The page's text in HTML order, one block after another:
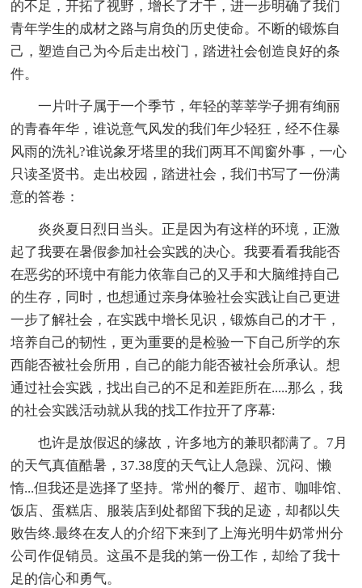
的不足，开拓了视野，增长了才干，进一步明确了我们
青年学生的成材之路与肩负的历史使命。不断的锻炼自
己，塑造自己为今后走出校门，踏进社会创造良好的条
件。
一片叶子属于一个季节，年轻的莘莘学子拥有绚丽
的青春年华，谁说意气风发的我们年少轻狂，经不住暴
风雨的洗礼?谁说象牙塔里的我们两耳不闻窗外事，一心
只读圣贤书。走出校园，踏进社会，我们书写了一份满
意的答卷：
炎炎夏日烈日当头。正是因为有这样的环境，正激
起了我要在暑假参加社会实践的决心。我要看看我能否
在恶劣的环境中有能力依靠自己的又手和大脑维持自己
的生存，同时，也想通过亲身体验社会实践让自己更进
一步了解社会，在实践中增长见识，锻炼自己的才干，
培养自己的韧性，更为重要的是检验一下自己所学的东
西能否被社会所用，自己的能力能否被社会所承认。想
通过社会实践，找出自己的不足和差距所在.....那么，我
的社会实践活动就从我的找工作拉开了序幕:
也许是放假迟的缘故，许多地方的兼职都满了。7月
的天气真值酷暑，37.38度的天气让人急躁、沉闷、懒
惰...但我还是选择了坚持。常州的餐厅、超市、咖啡馆、
饭店、蛋糕店、服装店到处都留下我的足迹，却都以失
败告终.最终在友人的介绍下来到了上海光明牛奶常州分
公司作促销员。这虽不是我的第一份工作，却给了我十
足的信心和勇气。